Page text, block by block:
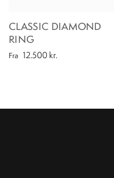
CLASSIC DIAMOND
RING
Fra 12.500 kr.